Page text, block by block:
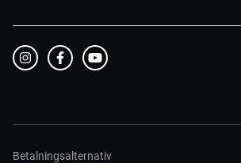
Betalningsalternativ